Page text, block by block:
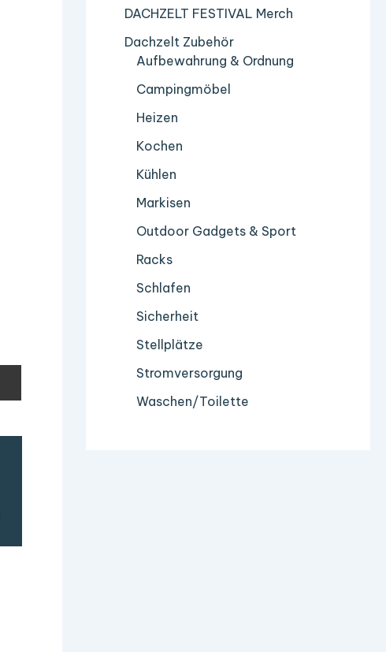
DACHZELT FESTIVAL Merch
Dachzelt Zubehör
Aufbewahrung & Ordnung
Campingmöbel
Heizen
Kochen
Kühlen
Markisen
Outdoor Gadgets & Sport
Racks
Schlafen
Sicherheit
Stellplätze
Stromversorgung
Waschen/Toilette